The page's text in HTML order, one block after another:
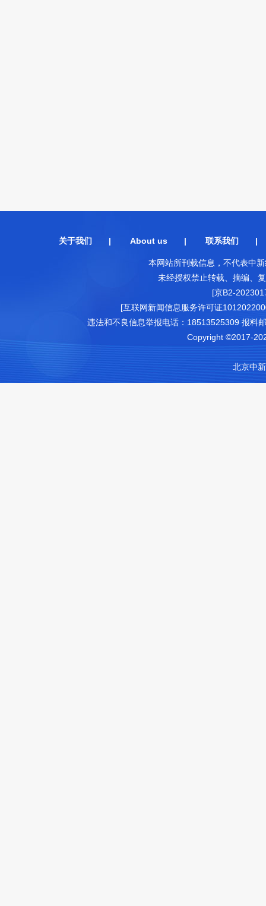
关于我们 | About us| 联系我们
本网站所刊载信息，不代表中
未经授权禁止转载、摘编、
[京B2-
[互联网新闻信息服务许可证
违法和不良信息举报电话：18513525309 报料
Copyright ©2017-
北京中